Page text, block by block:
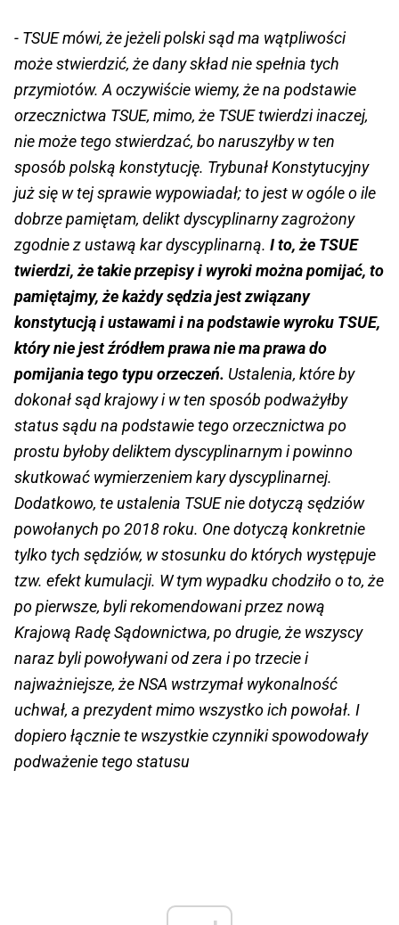
- TSUE mówi, że jeżeli polski sąd ma wątpliwości
może stwierdzić, że dany skład nie spełnia tych
przymiotów. A oczywiście wiemy, że na podstawie
orzecznictwa TSUE, mimo, że TSUE twierdzi inaczej,
nie może tego stwierdzać, bo naruszyłby w ten
sposób polską konstytucję. Trybunał Konstytucyjny
już się w tej sprawie wypowiadał; to jest w ogóle o ile
dobrze pamiętam, delikt dyscyplinarny zagrożony
zgodnie z ustawą kar dyscyplinarną. I to, że TSUE
twierdzi, że takie przepisy i wyroki można pomijać, to
pamiętajmy, że każdy sędzia jest związany
konstytucją i ustawami i na podstawie wyroku TSUE,
który nie jest źródłem prawa nie ma prawa do
pomijania tego typu orzeczeń. Ustalenia, które by
dokonał sąd krajowy i w ten sposób podważyłby
status sądu na podstawie tego orzecznictwa po
prostu byłoby deliktem dyscyplinarnym i powinno
skutkować wymierzeniem kary dyscyplinarnej.
Dodatkowo, te ustalenia TSUE nie dotyczą sędziów
powołanych po 2018 roku. One dotyczą konkretnie
tylko tych sędziów, w stosunku do których występuje
tzw. efekt kumulacji. W tym wypadku chodziło o to, że
po pierwsze, byli rekomendowani przez nową
Krajową Radę Sądownictwa, po drugie, że wszyscy
naraz byli powoływani od zera i po trzecie i
najważniejsze, że NSA wstrzymał wykonalność
uchwał, a prezydent mimo wszystko ich powołał. I
dopiero łącznie te wszystkie czynniki spowodowały
podważenie tego statusu